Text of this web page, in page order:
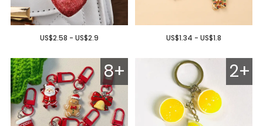
US$2.58 - US$2.9 US$1.34 - US$1.8
8+ 2+